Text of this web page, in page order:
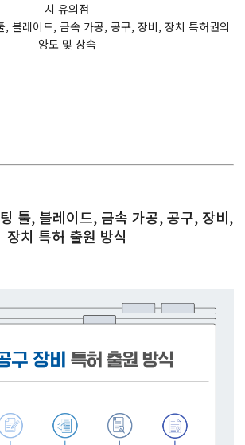
시 유의점
블레이드, 금속 가공, 공구, 장비, 장치 특허권의
양도 및 상속
툴, 블레이드, 금속 가공, 공구, 장비,
장치 특허 출원 방식